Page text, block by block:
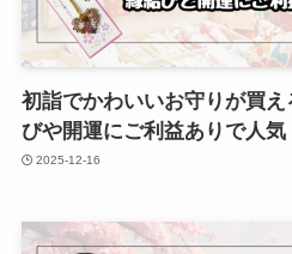
初詣でかわいいお守りが買
びや開運にご利益ありで人気
2025-12-16